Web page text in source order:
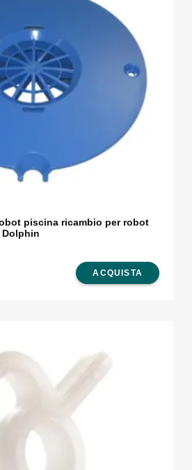
piscina ricambio per robot
Dolphin
ACQUISTA